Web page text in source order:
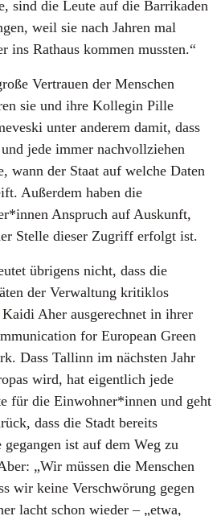
sind die Leute auf die Barrikaden
weil sie nach Jahren mal
ins Rathaus kommen mussten.“
Vertrauen der Menschen
sie und ihre Kollegin Pille
unter anderem damit, dass
jede immer nachvollziehen
wann der Staat auf welche Daten
Außerdem haben die
Anspruch auf Auskunft,
Stelle dieser Zugriff erfolgt ist.
übrigens nicht, dass die
der Verwaltung kritiklos
Aher ausgerechnet in ihrer
for European Green
Dass Tallinn im nächsten Jahr
wird, hat eigentlich jede
für die Einwohner*innen und geht
dass die Stadt bereits
gegangen ist auf dem Weg zu
„Wir müssen die Menschen
wir keine Verschwörung gegen
lacht schon wieder – „etwa,